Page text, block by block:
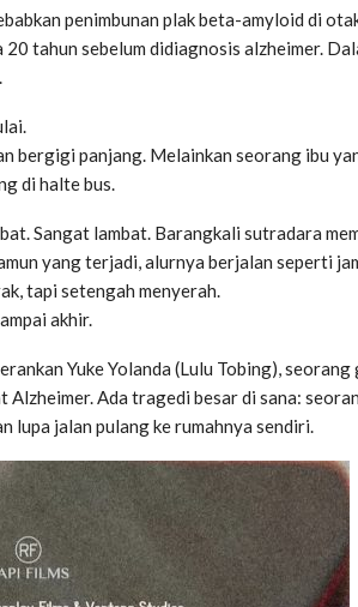
penimbunan plak beta-amyloid di
tahun sebelum didiagnosis alzheimer.
bergigi panjang. Melainkan seorang ibu
di halte bus.
Sangat lambat. Barangkali sutradara
yang terjadi, alurnya berjalan seperti
tapi setengah menyerah.
akhir.
Yuke Yolanda (Lulu Tobing), seorang
Ada tragedi besar di sana:
lupa jalan pulang ke rumahnya sendiri.